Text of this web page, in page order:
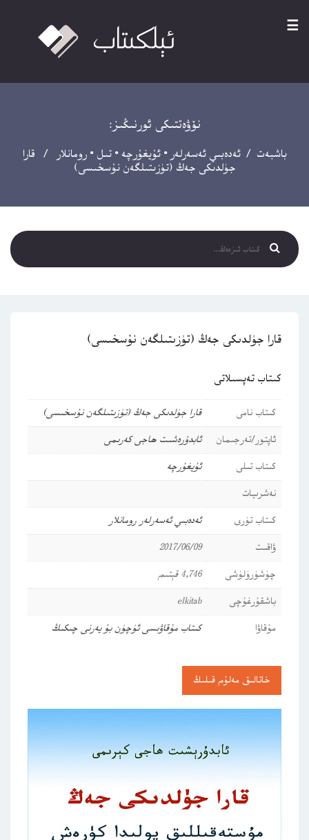
☰
نۆۋەتتىكى ئورنىڭىز:
باشبەت /ئەدەبىي ئەسەرلەر •ئۇيغۇرچە •تىل •رومانلار
/ قارا
جۈلدىكى جەڭ (تۈزىتىلگەن نۇسخىسى)
قارا جۈلدىكى جەڭ (تۈزىتىلگەن نۇسخىسى)
كىتاب تەپسىلاتى
كىتاب نامى
قارا جۈلدىكى جەڭ (تۈزىتىلگەن نۇسخىسى)
ئاپتور/تەرجىمان
ئابدۇرەشىت ھاجى كەرىمى
كىتاب تىلى
ئۇيغۇرچە
نەشرىيات
كىتاب تۈرى
ئەدەبىي ئەسەرلەر رومانلار
ۋاقىت
2017/06/09
چۈشۈرۈلۈشى
4,746 قېتىم
باشقۇرغۇچى
elkitab
مۇقاۋا
كىتاب مۇقاۋىسى ئۈچۈن بۇ يەرنى چىكىڭ
خاتالىق مەلۇم قىلىڭ